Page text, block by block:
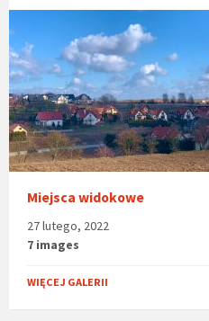
Miejsca widokowe
27 lutego, 2022
7 images
WIĘCEJ GALERII